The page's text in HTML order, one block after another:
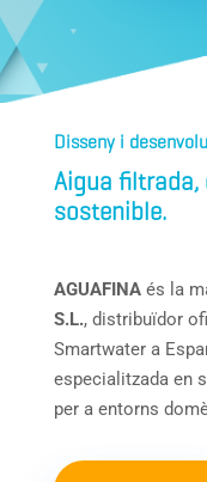
Disseny i
Aigua
sostenible.
AGUAFINAés la
S.L., distribuïdor
Smartwater a
especialitzada en
per a entorns